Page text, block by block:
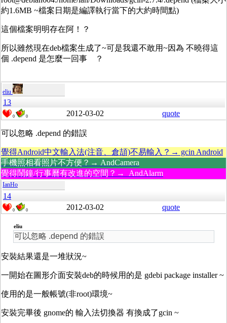
約1.6MB ~檔案日期是編譯執行當下的大約時間點)
這個檔案明明存在阿！？
所以雖然現在deb檔案生成了~可是我還不敢用~因為 不曉得這
個 .depend 是怎麼一回事 ？
eliu
13
0 0 2012-03-02 quote
可以忽略 .depend 的錯誤
覺得Android中文輸入法(注音、倉頡)不易輸入？→ gcin Android
手機照相看照片不方便？→ AndCamera
覺得鬧鐘/行事曆有改進的空間？→ AndAlarm
IanHo
14
0 0 2012-03-02 quote
eliu
可以忽略 .depend 的錯誤
安裝結果還是一堆狀況~
一開始在圖形介面安裝deb的時候用的是 gdebi package installer ~
使用的是一般帳號(非root)環境~
安裝完畢後 gnome的 輸入法切換器 有換成了gcin ~